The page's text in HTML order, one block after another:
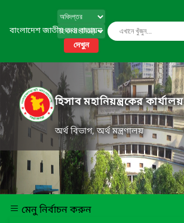
বাংলাদেশ জাতীয় তথ্য বাতায়ন
দেখুন
হিসাব মহানিয়ন্ত্রকের কার্যালয়
অর্থ বিভাগ, অর্থ মন্ত্রণালয়
মেনু নির্বাচন করুন